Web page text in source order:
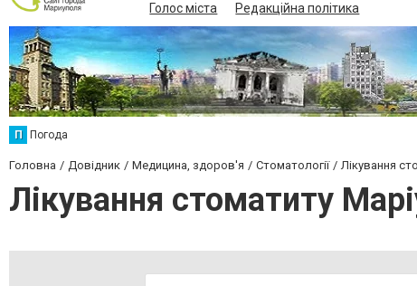
Голос міста Редакційна політика
П Погода
Головна Довідник Медицина, здоров'я Стоматології Лікування
Лікування стоматиту